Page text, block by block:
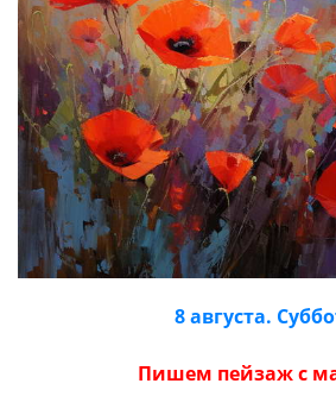
8 августа.
Пишем пейзаж с